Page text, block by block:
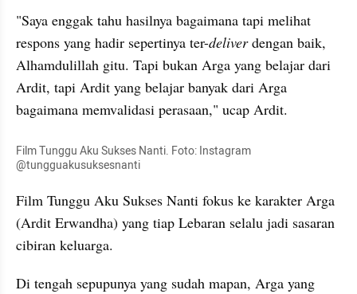
"Saya enggak tahu hasilnya bagaimana tapi melihat
respons yang hadir sepertinya ter-deliver dengan baik,
Alhamdulillah gitu. Tapi bukan Arga yang belajar dari
Ardit, tapi Ardit yang belajar banyak dari Arga
bagaimana memvalidasi perasaan," ucap Ardit.
Film Tunggu Aku Sukses Nanti. Foto: Instagram
@tungguakusuksesnanti
Film Tunggu Aku Sukses Nanti fokus ke karakter Arga
(Ardit Erwandha) yang tiap Lebaran selalu jadi sasaran
cibiran keluarga.
Di tengah sepupunya yang sudah mapan, Arga yang